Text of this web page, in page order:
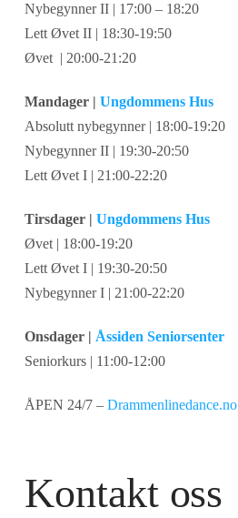
Nybegynner II | 17:00 – 18:20
Lett Øvet II | 18:30-19:50
Øvet | 20:00-21:20
Mandager | Ungdommens Hus
Absolutt nybegynner | 18:00-19:20
Nybegynner II | 19:30-20:50
Lett Øvet I | 21:00-22:20
Tirsdager | Ungdommens Hus
Øvet | 18:00-19:20
Lett Øvet I | 19:30-20:50
Nybegynner I | 21:00-22:20
Onsdager | Åssiden Seniorsenter
Seniorkurs | 11:00-12:00
ÅPEN 24/7 – Drammenlinedance.no
Kontakt oss